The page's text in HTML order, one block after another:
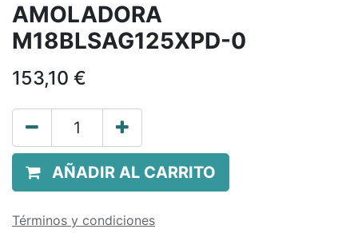
AMOLADORA
M18BLSAG125XPD-0
153,10 €
AÑADIR AL CARRITO
Términos y condiciones